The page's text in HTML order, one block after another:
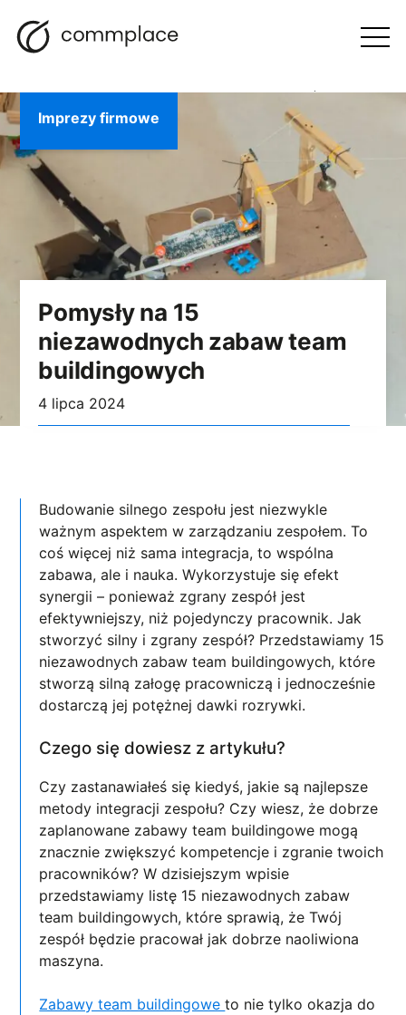
Przejdź
do
Nawigacja
BLOG
Pomysły na 15
niezawodnych zabaw team
buildingowych
4 lipca 2024
Imprezy firmowe
Budowanie silnego zespołu jest niezwykle
ważnym aspektem w zarządzaniu zespołem. To
coś więcej niż sama integracja, to wspólna
zabawa, ale i nauka. Wykorzystuje się efekt
synergii – ponieważ zgrany zespół jest
efektywniejszy, niż pojedynczy pracownik. Jak
stworzyć silny i zgrany zespół? Przedstawiamy 15
niezawodnych zabaw team buildingowych, które
stworzą silną załogę pracowniczą i jednocześnie
dostarczą jej potężnej dawki rozrywki.
Czego się dowiesz z artykułu?
Czy zastanawiałeś się kiedyś, jakie są najlepsze
metody integracji zespołu? Czy wiesz, że dobrze
zaplanowane zabawy team buildingowe mogą
znacznie zwiększyć kompetencje i zgranie twoich
pracowników? W dzisiejszym wpisie
przedstawiamy listę 15 niezawodnych zabaw
team buildingowych, które sprawią, że Twój
zespół będzie pracował jak dobrze naoliwiona
maszyna.
Zabawy team buildingoweto nie tylko okazja do